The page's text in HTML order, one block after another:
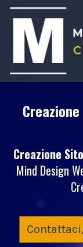
Creazione
Mind Design